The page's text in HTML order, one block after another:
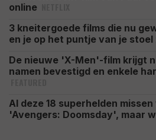
online
3 kneitergoede films die nu
en je op het puntje van je
De nieuwe 'X-Men'-film krijgt
namen bevestigd en enkele
Al deze 18 superhelden
'Avengers: Doomsday', maar